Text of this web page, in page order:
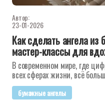
Автор:
23-01-2026
Как сделать ангела из
мастер-классы для
В современном мире, где
всех сферах жизни, всё
бумажные ангелы